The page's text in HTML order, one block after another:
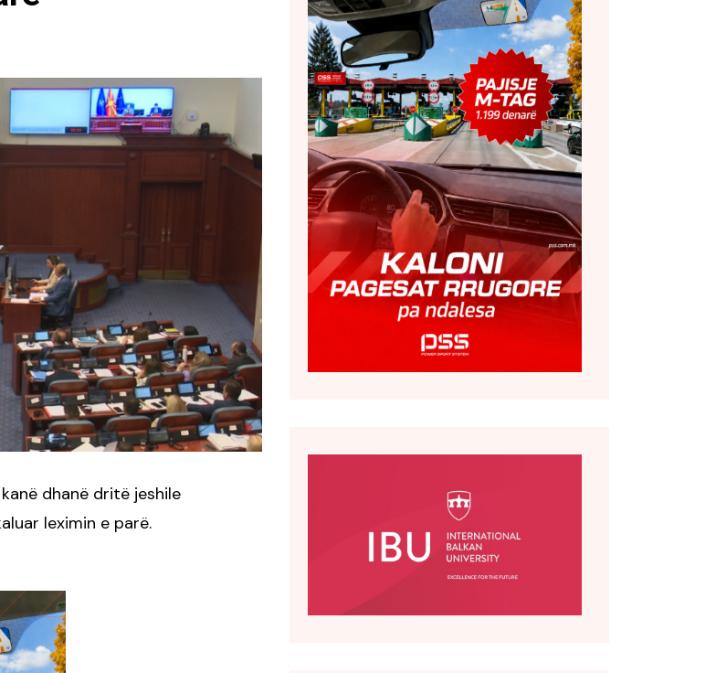
GJURMË
INTERVISTA EMISION
PIKËPAMJE
RECETA E DITES
RELAKS
RETRO JAVORE
dhanë dritë jeshile
leximin e parë.